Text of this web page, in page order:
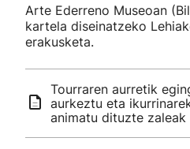
Arte Ederreno Museoan
kartela diseinatzeko
erakusketa.
Tourraren aurretik
aurkeztu eta
animatu dituzte zaleak